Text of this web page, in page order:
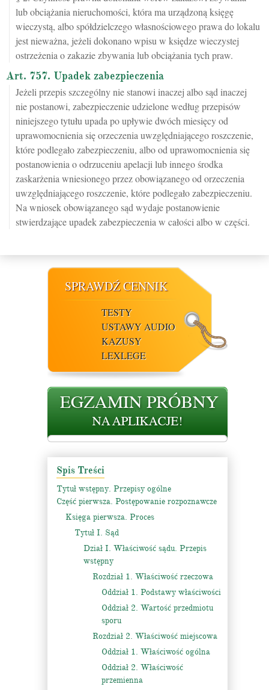
lub obciążania nieruchomości, która ma urządzoną księgę
wieczystą, albo spółdzielczego własnościowego prawa do lokalu
jest nieważna, jeżeli dokonano wpisu w księdze wieczystej
ostrzeżenia o zakazie zbywania lub obciążania tych praw.
Art. 757. Upadek zabezpieczenia
Jeżeli przepis szczególny nie stanowi inaczej albo sąd inaczej
nie postanowi, zabezpieczenie udzielone według przepisów
niniejszego tytułu upada po upływie dwóch miesięcy od
uprawomocnienia się orzeczenia uwzględniającego roszczenie,
które podlegało zabezpieczeniu, albo od uprawomocnienia się
postanowienia o odrzuceniu apelacji lub innego środka
zaskarżenia wniesionego przez obowiązanego od orzeczenia
uwzględniającego roszczenie, które podlegało zabezpieczeniu.
Na wniosek obowiązanego sąd wydaje postanowienie
stwierdzające upadek zabezpieczenia w całości albo w części.
SPRAWDŹ CENNIK
TESTY
USTAWY AUDIO
KAZUSY
LEXLEGE
Spis Treści
Tytuł wstępny. Przepisy ogólne
Część pierwsza. Postępowanie rozpoznawcze
Księga pierwsza. Proces
Tytuł I. Sąd
Dział I. Właściwość sądu. Przepis
wstępny
Rozdział 1. Właściwość rzeczowa
Oddział 1. Podstawy właściwości
Oddział 2. Wartość przedmiotu
sporu
Rozdział 2. Właściwość miejscowa
Oddział 1. Właściwość ogólna
Oddział 2. Właściwość
przemienna